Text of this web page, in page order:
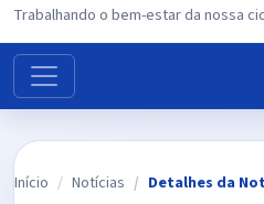
Trabalhando o bem-estar da nossa
Início Notícias Detalhes da